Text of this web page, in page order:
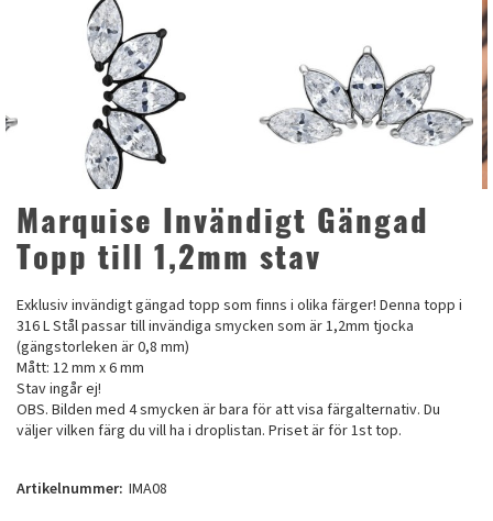
Marquise Invändigt Gängad
Topp till 1,2mm stav
Exklusiv invändigt gängad topp som finns i olika färger! Denna topp i
316 L Stål passar till invändiga smycken som är 1,2mm tjocka
(gängstorleken är 0,8 mm)
Mått: 12 mm x 6 mm
Stav ingår ej!
OBS. Bilden med 4 smycken är bara för att visa färgalternativ. Du
väljer vilken färg du vill ha i droplistan. Priset är för 1st top.
Artikelnummer: IMA08